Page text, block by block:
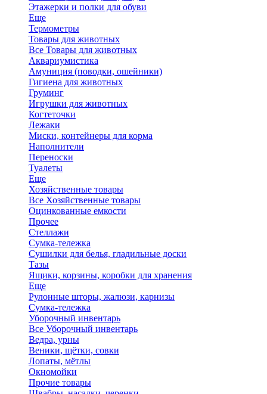
Этажерки и полки для обуви
Еще
Термометры
Товары для животных
Все Товары для животных
Аквариумистика
Амуниция (поводки, ошейники)
Гигиена для животных
Груминг
Игрушки для животных
Когтеточки
Лежаки
Миски, контейнеры для корма
Наполнители
Переноски
Туалеты
Еще
Хозяйственные товары
Все Хозяйственные товары
Оцинкованные емкости
Прочее
Стеллажи
Сумка-тележка
Сушилки для белья, гладильные доски
Тазы
Ящики, корзины, коробки для хранения
Еще
Рулонные шторы, жалюзи, карнизы
Сумка-тележка
Уборочный инвентарь
Все Уборочный инвентарь
Ведра, урны
Веники, щётки, совки
Лопаты, мётлы
Окномойки
Прочие товары